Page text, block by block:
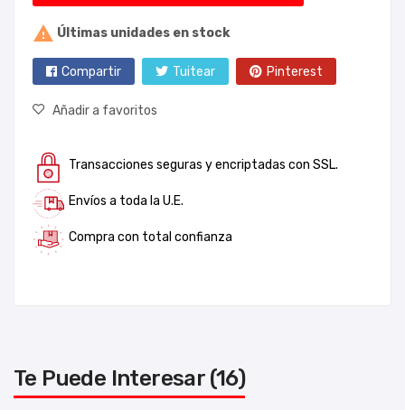
 Últimas unidades en stock
Compartir Tuitear Pinterest
Añadir a favoritos
Transacciones seguras y encriptadas con SSL.
Envíos a toda la U.E.
Compra con total confianza
Te Puede Interesar (16)